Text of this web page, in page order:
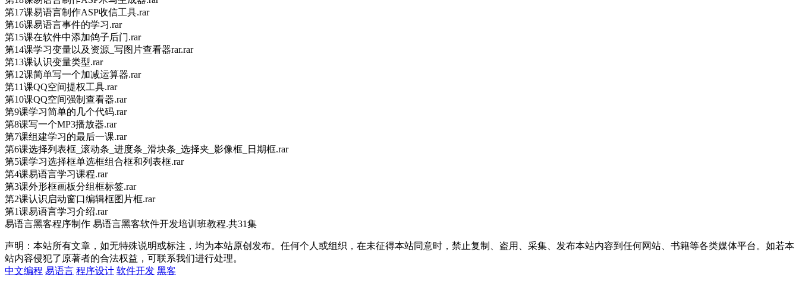
第17课易语言制作ASP收信工具.rar
第16课易语言事件的学习.rar
第15课在软件中添加鸽子后门.rar
第14课学习变量以及资源_写图片查看器rar.rar
第13课认识变量类型.rar
第12课简单写一个加减运算器.rar
第11课QQ空间提权工具.rar
第10课QQ空间强制查看器.rar
第9课学习简单的几个代码.rar
第8课写一个MP3播放器.rar
第7课组建学习的最后一课.rar
第6课选择列表框_滚动条_进度条_滑块条_选择夹_影像框_日期框.rar
第5课学习选择框单选框组合框和列表框.rar
第4课易语言学习课程.rar
第3课外形框画板分组框标签.rar
第2课认识启动窗口编辑框图片框.rar
第1课易语言学习介绍.rar
易语言黑客程序制作 易语言黑客软件开发培训班教程.共31集
声明：本站所有文章，如无特殊说明或标注，均为本站原创发布。任何个人或组织，在未征得本站同意时，禁止复制、盗用、采集、发布本站内容到任何网站、书籍等各类媒体平台。如若本
站内容侵犯了原著者的合法权益，可联系我们进行处理。
中文编程 易语言 程序设计 软件开发 黑客